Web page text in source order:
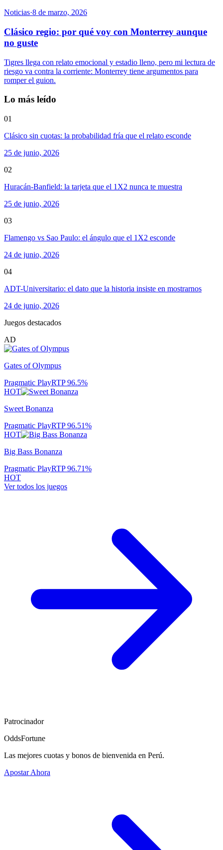
Noticias·8 de marzo, 2026
Clásico regio: por qué voy con Monterrey aunque
no guste
Tigres llega con relato emocional y estadio lleno, pero mi lectura de
riesgo va contra la corriente: Monterrey tiene argumentos para
romper el guion.
Lo más leído
01
Clásico sin cuotas: la probabilidad fría que el relato esconde
25 de junio, 2026
02
Huracán-Banfield: la tarjeta que el 1X2 nunca te muestra
25 de junio, 2026
03
Flamengo vs Sao Paulo: el ángulo que el 1X2 esconde
24 de junio, 2026
04
ADT-Universitario: el dato que la historia insiste en mostrarnos
24 de junio, 2026
Juegos destacados
AD
Gates of Olympus
Pragmatic PlayRTP96.5%
HOT
Sweet Bonanza
Pragmatic PlayRTP96.51%
HOT
Big Bass Bonanza
Pragmatic PlayRTP96.71%
HOT
Ver todos los juegos
Patrocinador
OddsFortune
Las mejores cuotas y bonos de bienvenida en Perú.
Apostar Ahora